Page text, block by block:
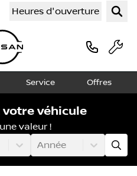
Heures d'ouverture
Service Offres
votre véhicule
valeur !
Année